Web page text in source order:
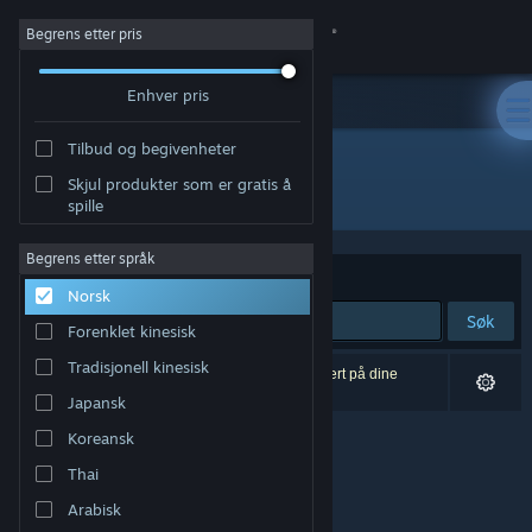
Logg inn
Om
Kundestøtte
Bytt språk
Skaff deg Steam-appen på mobil
Vis skrivebordsversjon
Begrens etter pris
Enhver pris
Tilbud og begivenheter
Skjul produkter som er gratis å
spille
Begrens etter språk
Norsk
Forenklet kinesisk
Tradisjonell kinesisk
Japansk
Koreansk
Thai
Arabisk
Utvikler: Nerdvision Games
Sorter etter Relevans
Søk
0 treff på søket. 6 produkter er blitt utelukket basert på dine
innstillinger.